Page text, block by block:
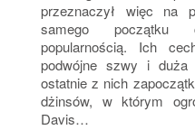
przeznaczył więc na
samego początku
popularnością. Ich
podwójne szwy i duża
ostatnie z nich
dżinsów, w którym
Davis…